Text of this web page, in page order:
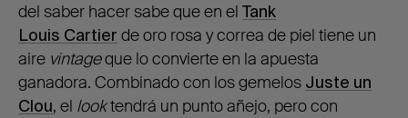
del saber hacer sabe que en el Tank
Louis Cartier de oro rosa y correa de piel tiene un
aire vintageque lo convierte en la apuesta
ganadora. Combinado con los gemelos Juste un
Clou, el looktendrá un punto añejo, pero con